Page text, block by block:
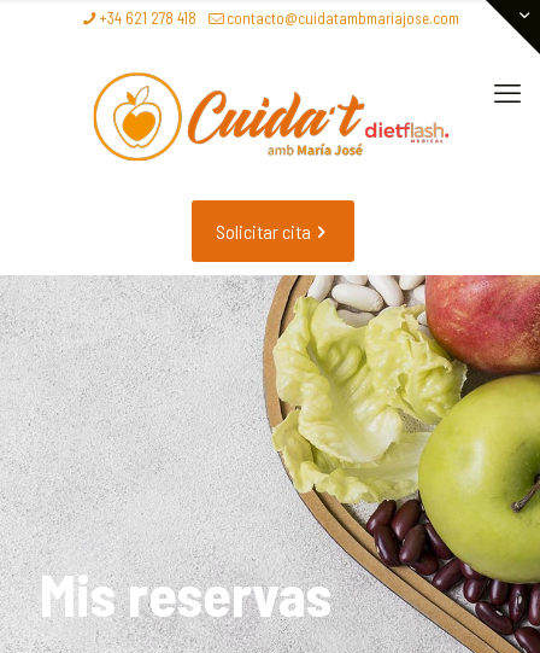
+34 621 278 418 contacto@cuidatambmariajose.com
Solicitar cita
Mis reservas